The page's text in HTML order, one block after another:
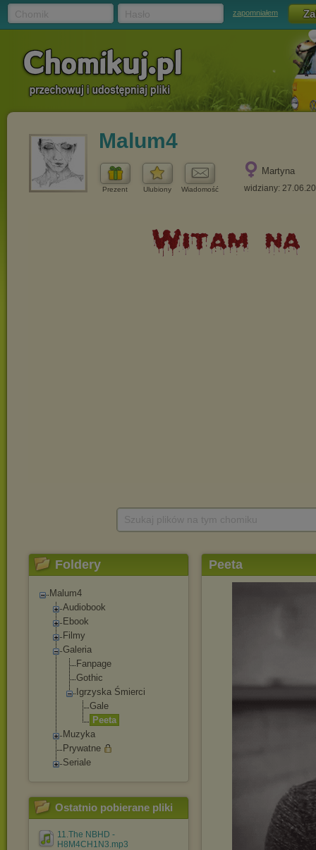
zapomniałem
Malum4
Prezent Ulubiony Wiadomość
Martyna
widziany:
Foldery
Malum4
Audiobook
Ebook
Filmy
Galeria
Fanpage
Gothic
Igrzyska Śmierci
Gale
Peeta
Muzyka
Prywatne
Seriale
Ostatnio pobierane pliki
11.The NBHD -
H8M4CH1N3.mp3
Peeta